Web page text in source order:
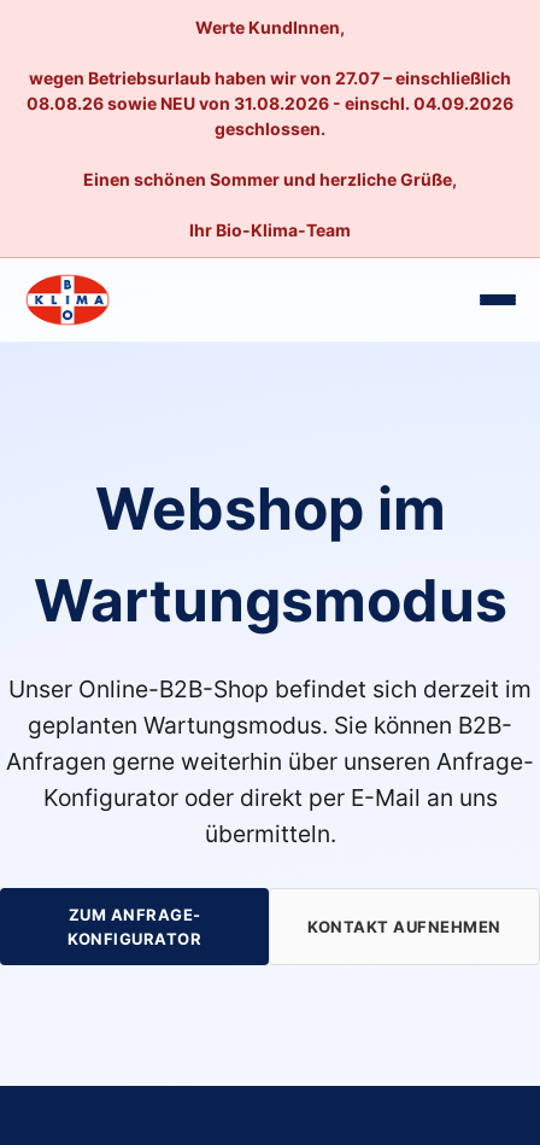
Werte KundInnen,
wegen Betriebsurlaub haben wir von 27.07 – einschließlich
08.08.26 sowie NEU von 31.08.2026 - einschl. 04.09.2026
geschlossen.
Einen schönen Sommer und herzliche Grüße,
Ihr Bio-Klima-Team
Webshop im
Wartungsmodus
Unser Online-B2B-Shop befindet sich derzeit im
geplanten Wartungsmodus. Sie können B2B-
Anfragen gerne weiterhin über unseren Anfrage-
Konfigurator oder direkt per E-Mail an uns
übermitteln.
ZUM ANFRAGE-
KONFIGURATOR
KONTAKT AUFNEHMEN